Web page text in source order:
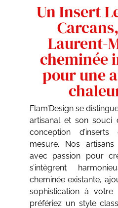
Un Insert
Laurent-
cheminée
pour une
Flam’Design se
artisanal et son
conception
mesure. Nos
avec passion pour
s’intègrent
cheminée existante,
sophistication à votre
préfériez un style